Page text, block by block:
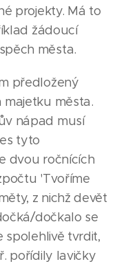
projekty. Má to
žádoucí
města.
předložený
města.
nápad musí
tyto
dvou ročnících
'Tvoříme
z nichž devět
dočkalo se
spolehlivě tvrdit,
pořídily lavičky